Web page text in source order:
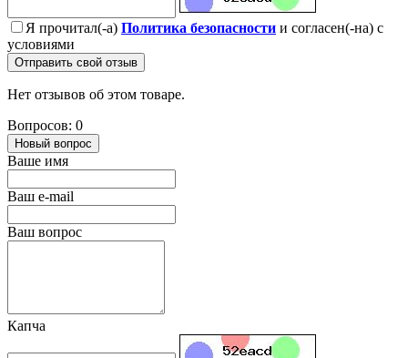
Я прочитал(-а) Политика безопасности и согласен(-на) с
условиями
Отправить свой отзыв
Нет отзывов об этом товаре.
Вопросов: 0
Новый вопрос
Ваше имя
Ваш e-mail
Ваш вопрос
Капча